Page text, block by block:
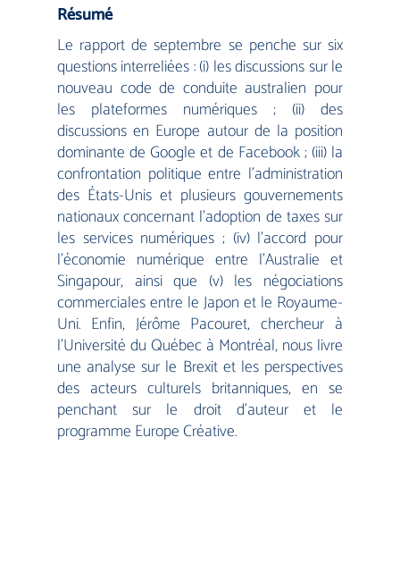
Résumé
Le rapport de septembre se penche sur six
questions interreliées : (i) les discussions sur le
nouveau code de conduite australien pour
les plateformes numériques ; (ii) des
discussions en Europe autour de la position
dominante de Google et de Facebook ; (iii) la
confrontation politique entre l’administration
des États-Unis et plusieurs gouvernements
nationaux concernant l’adoption de taxes sur
les services numériques ; (iv) l’accord pour
l’économie numérique entre l’Australie et
Singapour, ainsi que (v) les négociations
commerciales entre le Japon et le Royaume-
Uni. Enfin, Jérôme Pacouret, chercheur à
l’Université du Québec à Montréal, nous livre
une analyse sur le Brexit et les perspectives
des acteurs culturels britanniques, en se
penchant sur le droit d’auteur et le
programme Europe Créative.